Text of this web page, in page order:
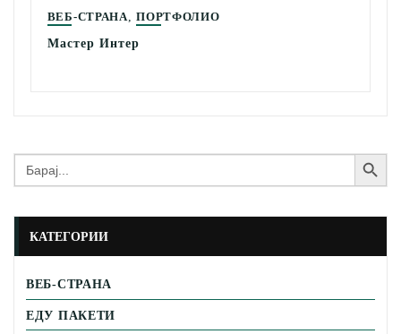
ВЕБ-СТРАНА,ПОРТФОЛИО
Мастер Интер
Search
for:
Search Button
КАТЕГОРИИ
ВЕБ-СТРАНА
ЕДУ ПАКЕТИ